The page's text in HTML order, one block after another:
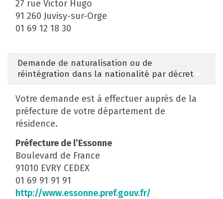
27 rue Victor Hugo
91 260 Juvisy-sur-Orge
01 69 12 18 30
Demande de naturalisation ou de
réintégration dans la nationalité par décret
Votre demande est à effectuer auprès de la
préfecture de votre département de
résidence.
Préfecture de l’Essonne
Boulevard de France
91010 EVRY CEDEX
01 69 91 91 91
http://www.essonne.pref.gouv.fr/